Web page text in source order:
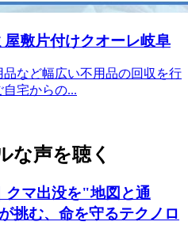
敷片付けクオーレ岐阜
など幅広い不用品の回収を行
宅からの...
な声を聴く
クマ出没を"地図と通
挑む、命を守るテクノロ